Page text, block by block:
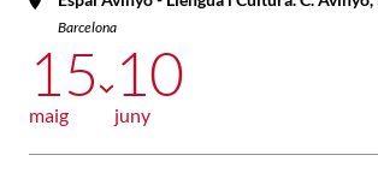
Barcelona
15
maig
10
juny